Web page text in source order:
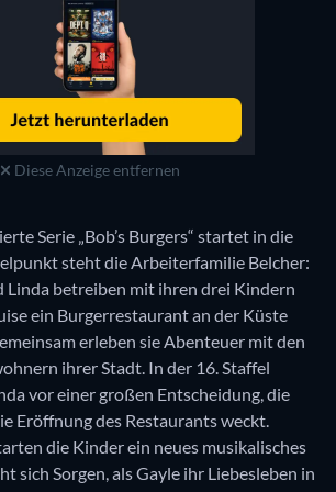
Diese Anzeige entfernen
Serie „Bob’s Burgers“ startet in die
steht die Arbeiterfamilie Belcher:
Linda betreiben mit ihren drei Kindern
ein Burgerrestaurant an der Küste
erleben sie Abenteuer mit den
ihrer Stadt. In der 16. Staffel
vor einer großen Entscheidung, die
Eröffnung des Restaurants weckt.
die Kinder ein neues musikalisches
sich Sorgen, als Gayle ihr Liebesleben in